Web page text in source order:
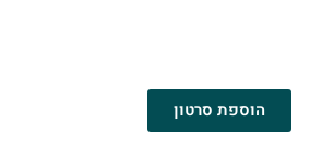
הוספת סרטון